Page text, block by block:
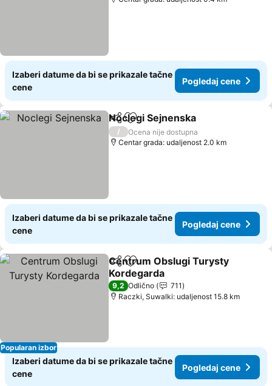
Izaberi datume da bi se prikazale tačne
cene
Pogledaj cene
Deli Dodati u favorite
Noclegi Sejnenska
/
Ocena nije dostupna
Centar grada: udaljenost 2.0 km
Izaberi datume da bi se prikazale tačne
cene
Pogledaj cene
Popularan izbor
Deli Dodati u favorite
Centrum Obslugi Turysty
Kordegarda
9,2 Odlično
711
Raczki, Suwalki: udaljenost 15.8 km
Izaberi datume da bi se prikazale tačne
cene
Pogledaj cene